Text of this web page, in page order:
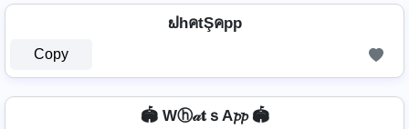
ຟhคtŞคpp
Copy
🏟️ Wⓗ𝒶𝐭ｓA𝓹𝓹 🏟️